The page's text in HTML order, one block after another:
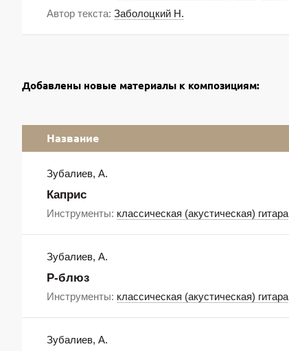
Автор текста: Заболоцкий Н.
Добавлены новые материалы к композициям:
Название
Зубалиев, А.
Каприс
Инструменты: классическая (акустическая) гитара
Зубалиев, А.
Р-блюз
Инструменты: классическая (акустическая) гитара
Зубалиев, А.